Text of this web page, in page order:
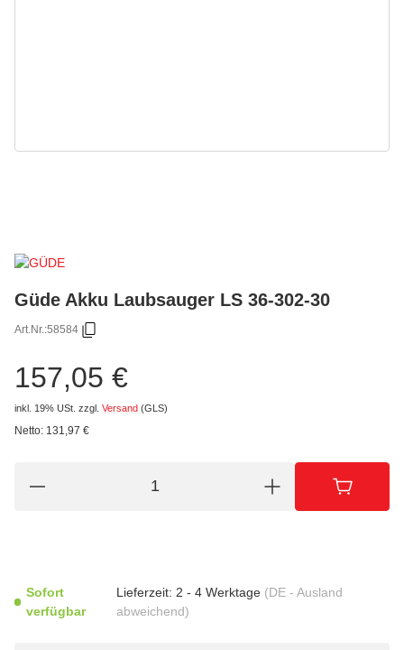
Güde Akku Laubsauger LS 36-302-30
Art.Nr.:58584
157,05 €
inkl. 19% USt. zzgl. Versand (GLS)
Netto: 131,97 €
Sofort
verfügbar
Lieferzeit: 2 - 4 Werktage (DE - Ausland
abweichend)